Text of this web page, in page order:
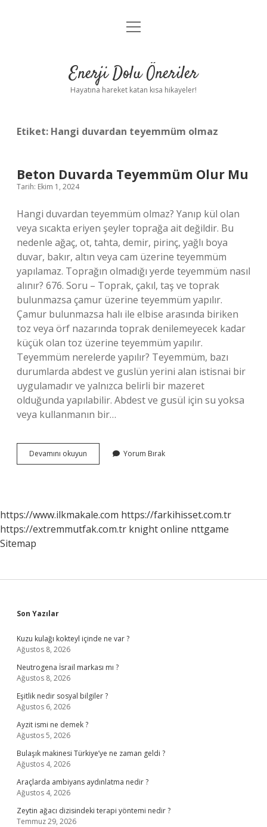
Anasayfa
Yasal Uyarı
menüyü
Enerji Dolu Öneriler
Hayatına hareket katan kısa hikayeler!
Etiket: Hangi duvardan teyemmüm olmaz
Beton Duvarda Teyemmüm Olur Mu
Tarih: Ekim 1, 2024
Hangi duvardan teyemmüm olmaz? Yanıp kül olan
veya sıcakta eriyen şeyler toprağa ait değildir. Bu
nedenle ağaç, ot, tahta, demir, pirinç, yağlı boya
duvar, bakır, altın veya cam üzerine teyemmüm
yapılamaz. Toprağın olmadığı yerde teyemmüm nasıl
alınır? 676. Soru – Toprak, çakıl, taş ve toprak
bulunmazsa çamur üzerine teyemmüm yapılır.
Çamur bulunmazsa halı ile elbise arasında biriken
toz veya örf nazarında toprak denilemeyecek kadar
küçük olan toz üzerine teyemmüm yapılır.
Teyemmüm nerelerde yapılır? Teyemmüm, bazı
durumlarda abdest ve guslün yerini alan istisnai bir
uygulamadır ve yalnızca belirli bir mazeret
olduğunda yapılabilir. Abdest ve gusül için su yoksa
veya kullanmanın bir…
Devamını okuyun
Duvarda
Yorum Bırak
https://www.ilkmakale.com https://farkihisset.com.tr
https://extremmutfak.com.tr knight online nttgame
Sitemap
Sidebar
Son Yazılar
Kuzu kulağı kokteyl içinde ne var ?
Ağustos 8, 2026
Neutrogena İsrail markası mı ?
Ağustos 8, 2026
Eşitlik nedir sosyal bilgiler ?
Ağustos 6, 2026
Ayzit ismi ne demek ?
Ağustos 5, 2026
Bulaşık makinesi Türkiye’ye ne zaman geldi ?
Ağustos 4, 2026
Araçlarda ambiyans aydınlatma nedir ?
Ağustos 4, 2026
Zeytin ağacı dizisindeki terapi yöntemi nedir ?
Temmuz 29, 2026